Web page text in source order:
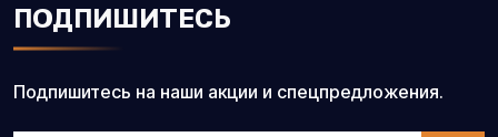
ПОДПИШИТЕСЬ
Подпишитесь на наши акции и спецпредложения.